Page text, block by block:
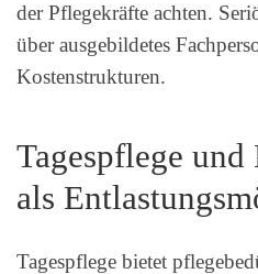
der Pflegekräfte achten.
über ausgebildetes
Kostenstrukturen.
Tagespflege
als
Tagespflege bietet